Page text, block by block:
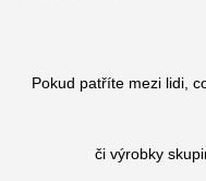
Pokud patříte mezi lidi,
či výrobky